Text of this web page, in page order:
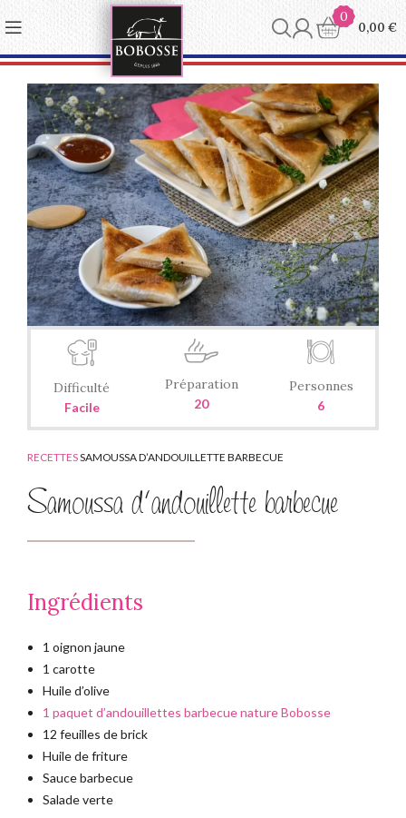
0
0,00 €
Difficulté
Facile
Préparation
20
Personnes
6
RECETTESSAMOUSSA D’ANDOUILLETTE BARBECUE
Samoussa d’andouillette barbecue
Ingrédients
1 oignon jaune
1 carotte
Huile d’olive
1 paquet d’andouillettes barbecue nature Bobosse
12 feuilles de brick
Huile de friture
Sauce barbecue
Salade verte
Panneau de gestion des cookies